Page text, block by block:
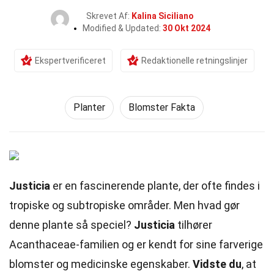
Skrevet Af: Kalina Siciliano
Modified & Updated: 30 Okt 2024
Ekspertverificeret Redaktionelle retningslinjer
Planter Blomster Fakta
Justicia er en fascinerende plante, der ofte findes i
tropiske og subtropiske områder. Men hvad gør
denne plante så speciel? Justicia tilhører
Acanthaceae-familien og er kendt for sine farverige
blomster og medicinske egenskaber. Vidste du, at